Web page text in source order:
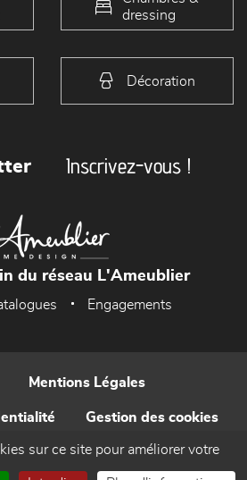
dressing
Décoration
Inscrivez-vous !
du réseau L'Ameublier
Engagements
Mentions Légales
Gestion des cookies
Contact
sur ce site pour améliorer votre